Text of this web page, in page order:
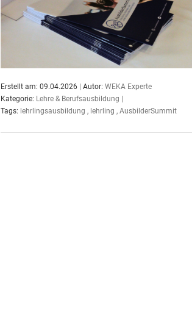
Erstellt am: 09.04.2026 Autor: WEKA Experte
Kategorie: Lehre & Berufsausbildung
Tags: lehrlingsausbildung , lehrling , AusbilderSummit